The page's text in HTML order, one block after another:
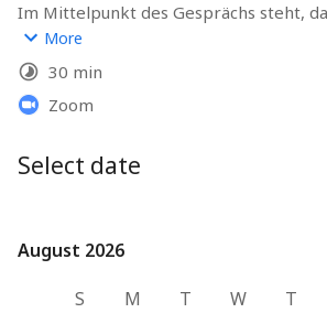
Im Mittelpunkt des Gesprächs steht,
gegenseitig kennenlernen können.
Coaching muss die Chemie zwischen dir
stimmen.
dich zum Coaching bringt. Manchmal ist
einfach, das Anliegen klar zu
Vorbereitung von deiner Seite ist nicht
Ich freue mich auf unser Kennenlernen!
More
30 min
Zoom
Select date
August 2026
August 2026
S
M T W T